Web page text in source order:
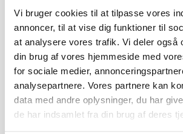
Vi bruger cookies til at tilpasse vores
annoncer, til at vise dig funktioner til
at analysere vores trafik. Vi deler også
din brug af vores hjemmeside med
for sociale medier,
analysepartnere. Vores partnere kan
data med andre oplysninger, du har
de har indsamlet fra din brug af deres
37,00 DKK